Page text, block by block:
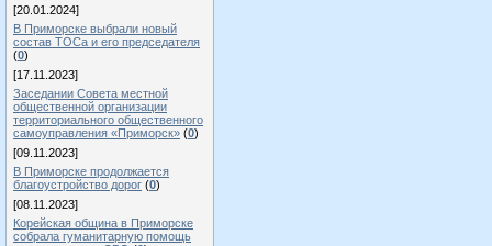
[20.01.2024]
В Приморске выбрали новый
состав ТОСа и его председателя
(0)
[17.11.2023]
Заседании Совета местной
общественной организации
территориального общественного
самоуправления «Приморск» (0)
[09.11.2023]
В Приморске продолжается
благоустройство дорог (0)
[08.11.2023]
Корейская община в Приморске
собрала гуманитарную помощь